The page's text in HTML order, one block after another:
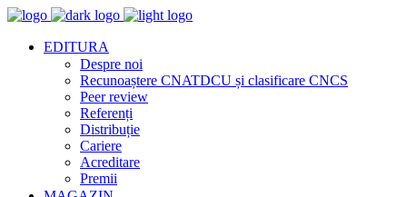
EDITURA
Despre noi
Recunoaștere CNATDCU și clasificare CNCS
Peer review
Referenți
Distribuție
Cariere
Acreditare
Premii